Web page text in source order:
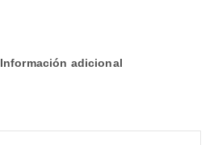
Información adicional